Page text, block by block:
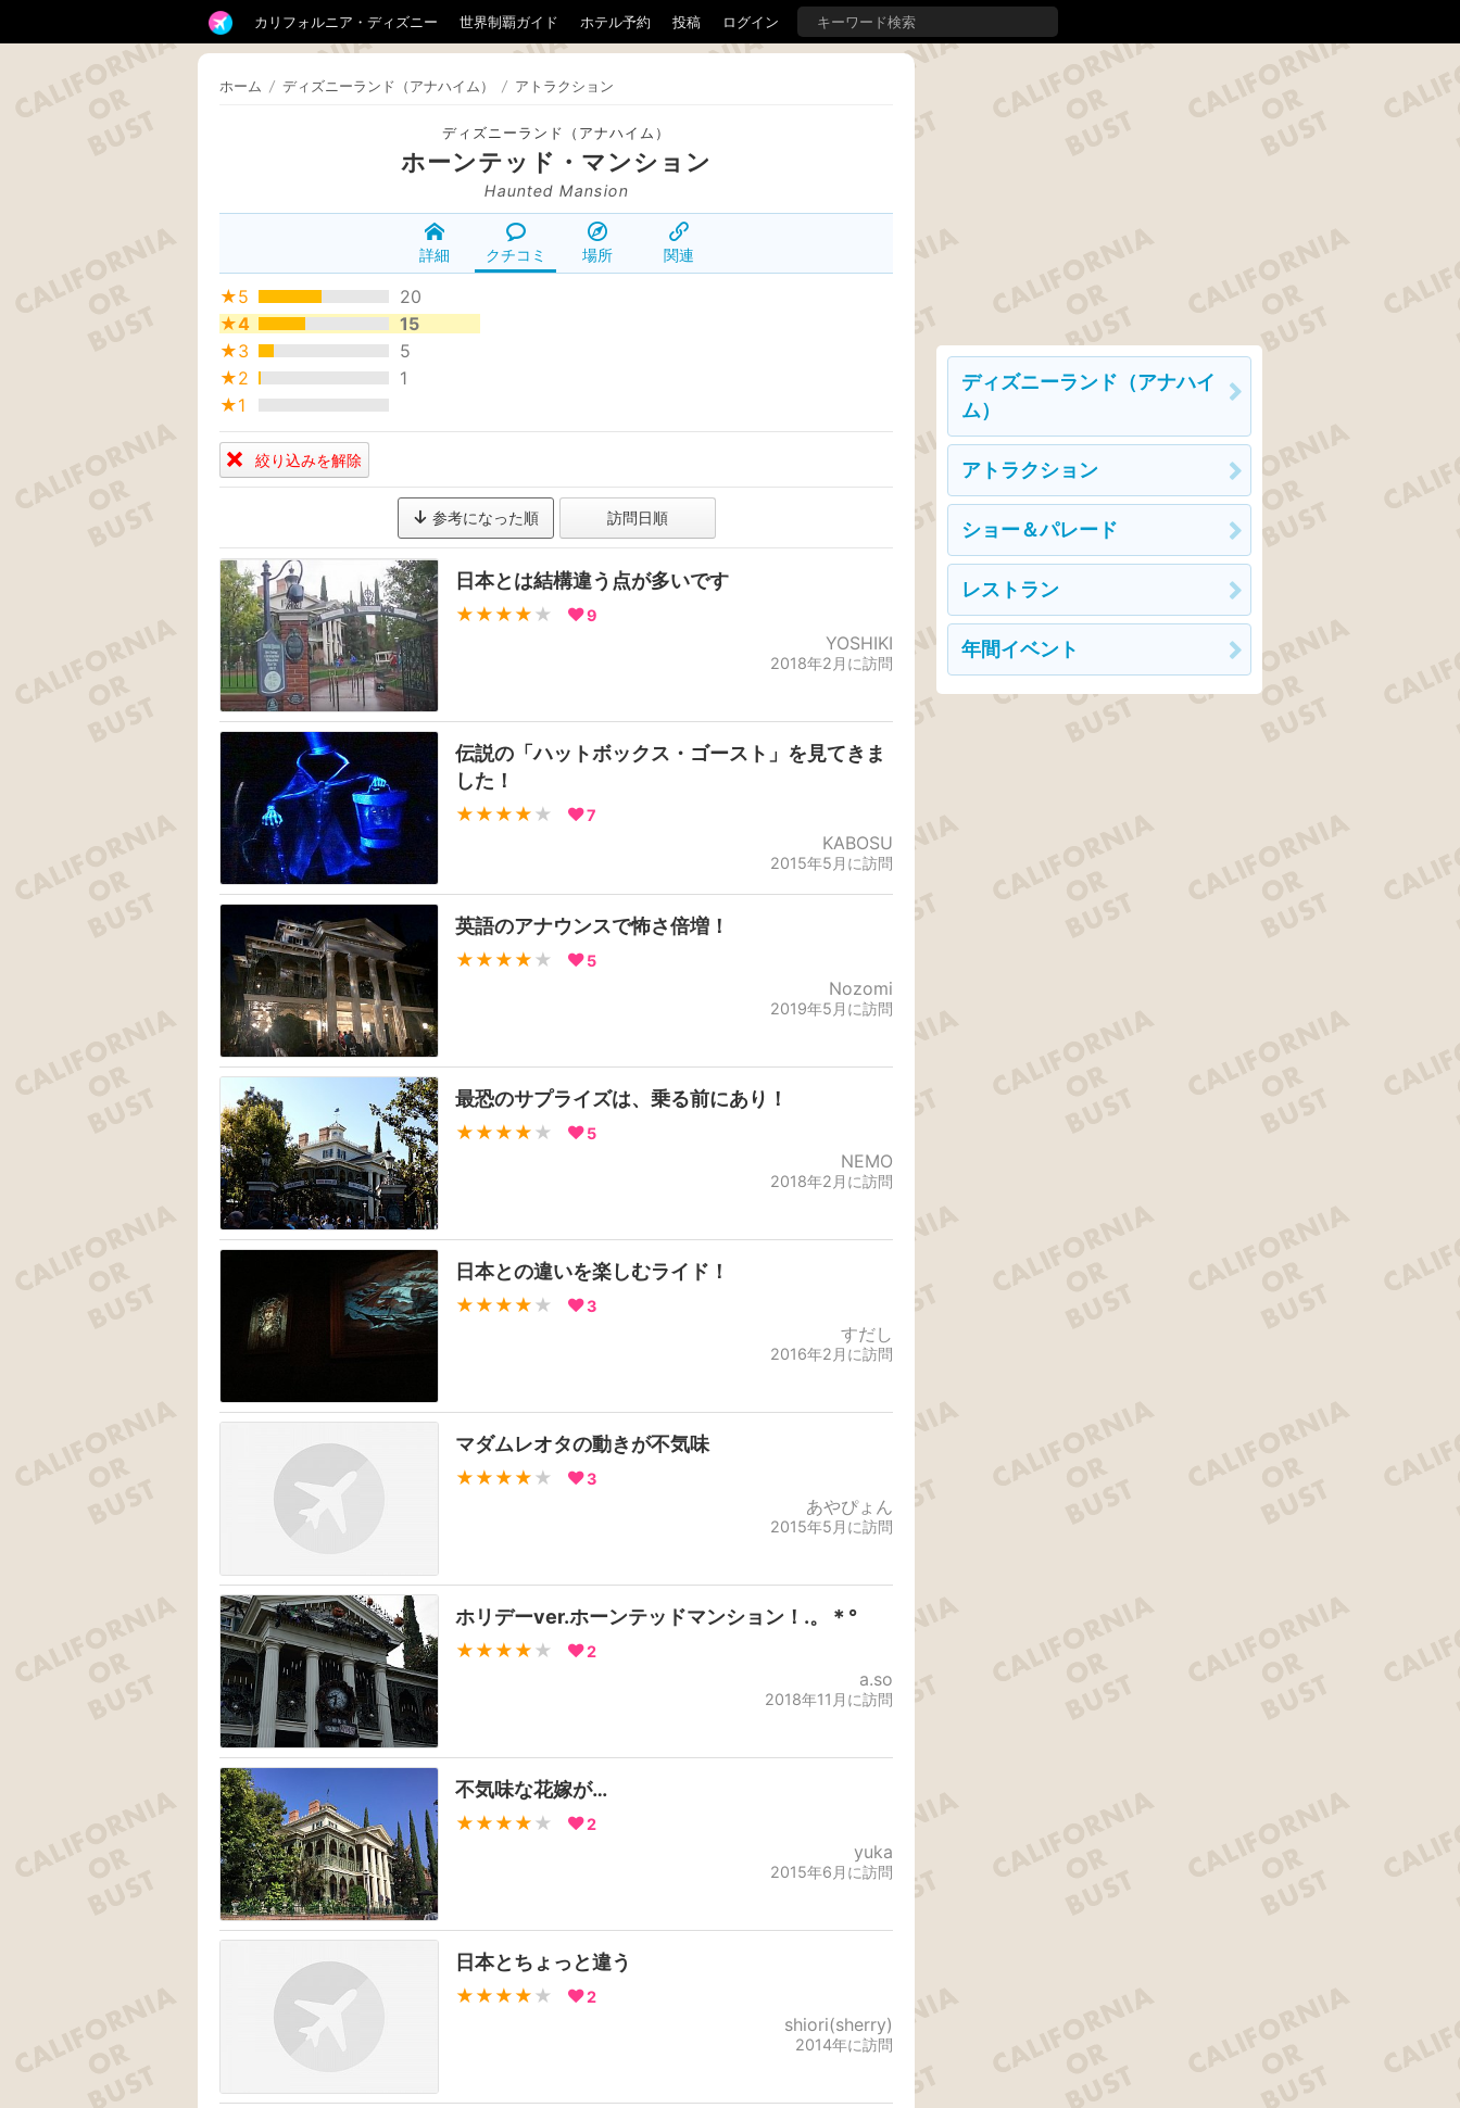
カリフォルニア・ディズニー 世界制覇ガイド ホテル予約 投稿 ログイン
ホーム / ディズニーランド（アナハイム） / アトラクション
ディズニーランド（アナハイム）
ホーンテッド・マンション
Haunted Mansion
詳細 クチコミ 場所 関連
★5
20
★4
15
★3
5
★2
1
★1
絞り込みを解除
参考になった順 訪問日順
日本とは結構違う点が多いです
★★★★ ★ 9
YOSHIKI
2018年2月に訪問
伝説の「ハットボックス・ゴースト」を見てきま
した！
★★★★ ★ 7
KABOSU
2015年5月に訪問
英語のアナウンスで怖さ倍増！
★★★★ ★ 5
Nozomi
2019年5月に訪問
最恐のサプライズは、乗る前にあり！
★★★★ ★ 5
NEMO
2018年2月に訪問
日本との違いを楽しむライド！
★★★★ ★ 3
すだし
2016年2月に訪問
マダムレオタの動きが不気味
★★★★ ★ 3
あやぴょん
2015年5月に訪問
ホリデーver.ホーンテッドマンション！.。＊°
★★★★ ★ 2
a.so
2018年11月に訪問
不気味な花嫁が…
★★★★ ★ 2
yuka
2015年6月に訪問
日本とちょっと違う
★★★★ ★ 2
shiori(sherry)
2014年に訪問
ディズニーランド（アナハイ
ム）
アトラクション
ショー＆パレード
レストラン
年間イベント